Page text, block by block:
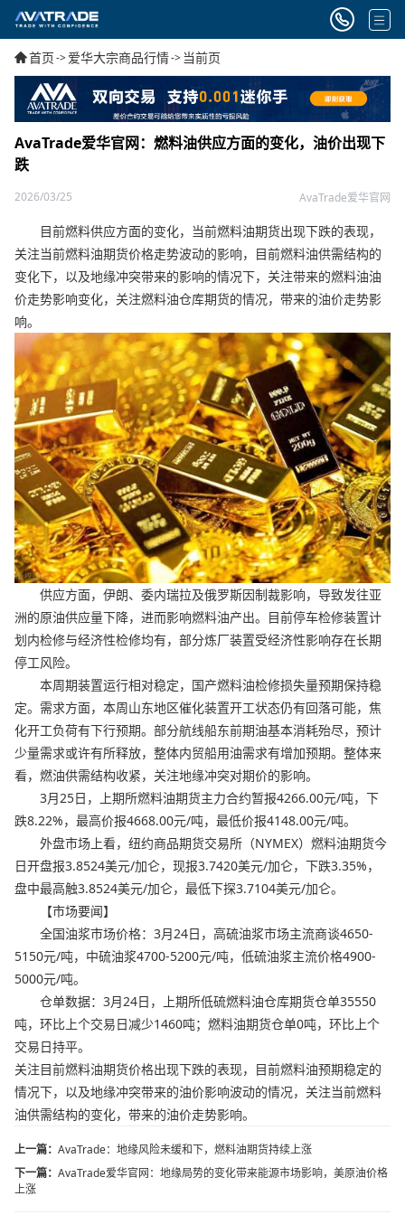
首页->爱华大宗商品行情-> 当前页
AvaTrade爱华官网：燃料油供应方面的变化，油价出现下
跌
2026/03/25 AvaTrade爱华官网
目前燃料供应方面的变化，当前燃料油期货出现下跌的表现，
关注当前燃料油期货价格走势波动的影响，目前燃料油供需结构的
变化下，以及地缘冲突带来的影响的情况下，关注带来的燃料油油
价走势影响变化，关注燃料油仓库期货的情况，带来的油价走势影
响。
供应方面，伊朗、委内瑞拉及俄罗斯因制裁影响，导致发往亚
洲的原油供应量下降，进而影响燃料油产出。目前停车检修装置计
划内检修与经济性检修均有，部分炼厂装置受经济性影响存在长期
停工风险。
本周期装置运行相对稳定，国产燃料油检修损失量预期保持稳
定。需求方面，本周山东地区催化装置开工状态仍有回落可能，焦
化开工负荷有下行预期。部分航线船东前期油基本消耗殆尽，预计
少量需求或许有所释放，整体内贸船用油需求有增加预期。整体来
看，燃油供需结构收紧，关注地缘冲突对期价的影响。
3月25日，上期所燃料油期货主力合约暂报4266.00元/吨，下
跌8.22%，最高价报4668.00元/吨，最低价报4148.00元/吨。
外盘市场上看，纽约商品期货交易所（NYMEX）燃料油期货今
日开盘报3.8524美元/加仑，现报3.7420美元/加仑，下跌3.35%，
盘中最高触3.8524美元/加仑，最低下探3.7104美元/加仑。
【市场要闻】
全国油浆市场价格：3月24日，高硫油浆市场主流商谈4650-
5150元/吨，中硫油浆4700-5200元/吨，低硫油浆主流价格4900-
5000元/吨。
仓单数据：3月24日，上期所低硫燃料油仓库期货仓单35550
吨，环比上个交易日减少1460吨；燃料油期货仓单0吨，环比上个
交易日持平。
关注目前燃料油期货价格出现下跌的表现，目前燃料油预期稳定的
情况下，以及地缘冲突带来的油价影响波动的情况，关注当前燃料
油供需结构的变化，带来的油价走势影响。
上一篇： AvaTrade：地缘风险未缓和下，燃料油期货持续上涨
下一篇： AvaTrade爱华官网：地缘局势的变化带来能源市场影响，美原油价格
上涨